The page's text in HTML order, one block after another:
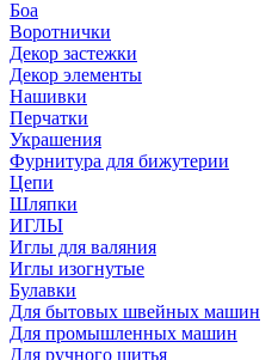
Боа
Воротнички
Декор застежки
Декор элементы
Нашивки
Перчатки
Украшения
Фурнитура для бижутерии
Цепи
Шляпки
ИГЛЫ
Иглы для валяния
Иглы изогнутые
Булавки
Для бытовых швейных машин
Для промышленных машин
Для ручного шитья